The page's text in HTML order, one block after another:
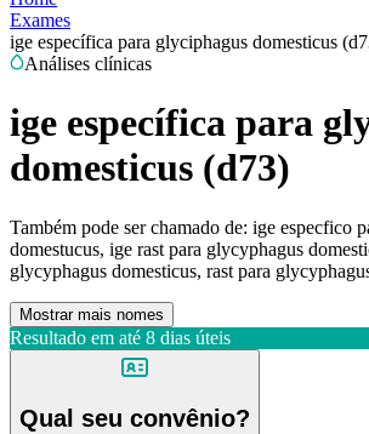
Exames
ige específica para glyciphagus domesticus
Análises clínicas
ige específica para
domesticus (d73)
Também pode ser chamado de: ige especfico
domestucus, ige rast para glycyphagus
glycyphagus domesticus, rast para
Mostrar mais nomes
Resultado em até 8 dias úteis
Qual seu convênio?